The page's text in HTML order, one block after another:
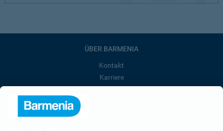
ÜBER BARMENIA
Kontakt
Karriere